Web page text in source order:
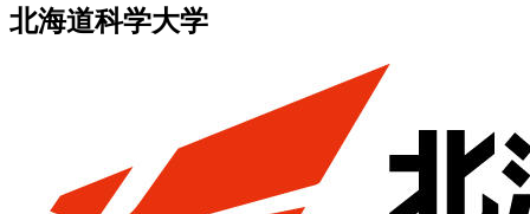
北海道科学大学